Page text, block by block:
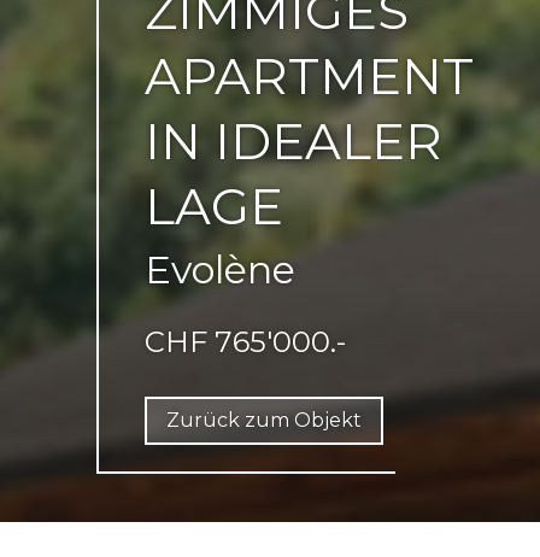
APARTMENT
IN IDEALER
LAGE
Evolène
CHF 765'000.-
Zurück zum Objekt